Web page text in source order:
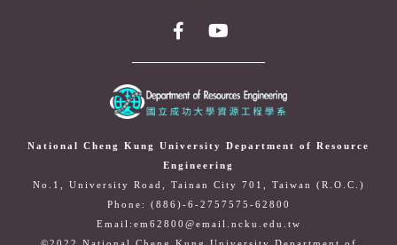
National Cheng Kung University Department of Resource
Engineering
No.1, University Road, Tainan City 701, Taiwan (R.O.C.)
Phone: (886)-6-2757575-62800
Email:em62800@email.ncku.edu.tw